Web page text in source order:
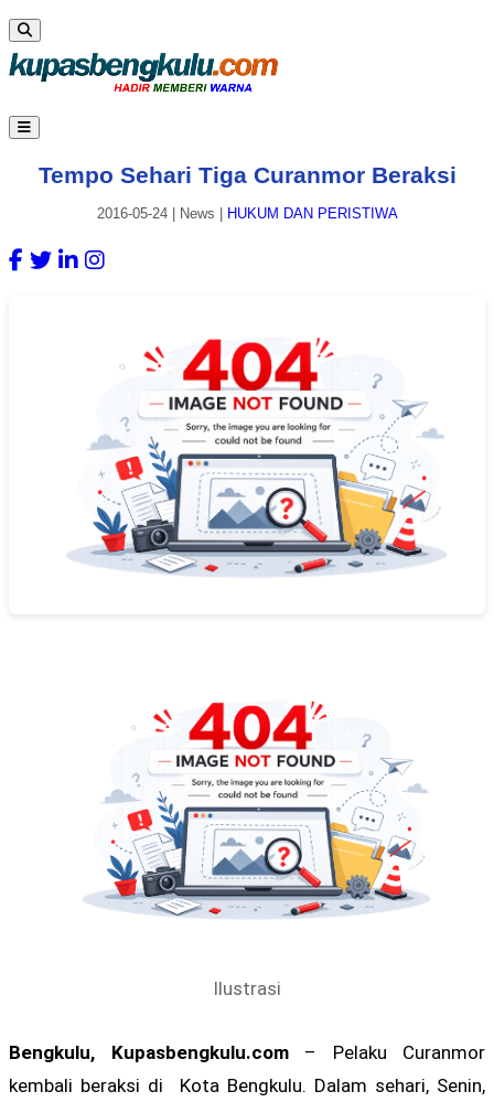
Tempo Sehari Tiga Curanmor Beraksi
2016-05-24| News HUKUM DAN PERISTIWA
Ilustrasi
Bengkulu, Kupasbengkulu.com– Pelaku Curanmor
kembali beraksi di Kota Bengkulu. Dalam sehari, Senin,